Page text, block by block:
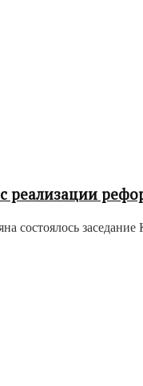
реализации
состоялось